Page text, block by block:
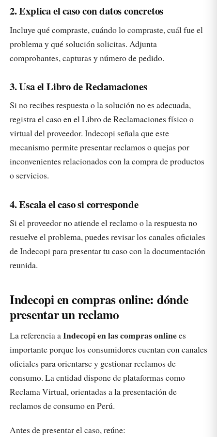
2. Explica el caso con datos concretos
Incluye qué compraste, cuándo lo compraste, cuál fue el
problema y qué solución solicitas. Adjunta
comprobantes, capturas y número de pedido.
3. Usa el Libro de Reclamaciones
Si no recibes respuesta o la solución no es adecuada,
registra el caso en el Libro de Reclamaciones físico o
virtual del proveedor. Indecopi señala que este
mecanismo permite presentar reclamos o quejas por
inconvenientes relacionados con la compra de productos
o servicios.
4. Escala el caso si corresponde
Si el proveedor no atiende el reclamo o la respuesta no
resuelve el problema, puedes revisar los canales oficiales
de Indecopi para presentar tu caso con la documentación
reunida.
Indecopi en compras online: dónde
presentar un reclamo
La referencia aIndecopi en las compras onlinees
importante porque los consumidores cuentan con canales
oficiales para orientarse y gestionar reclamos de
consumo. La entidad dispone de plataformas como
Reclama Virtual, orientadas a la presentación de
reclamos de consumo en Perú.
Antes de presentar el caso, reúne: